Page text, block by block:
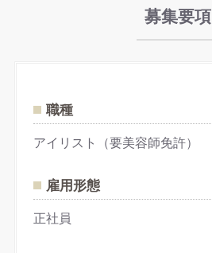
募集要項
職種
アイリスト（要美容師免許）
雇用形態
正社員